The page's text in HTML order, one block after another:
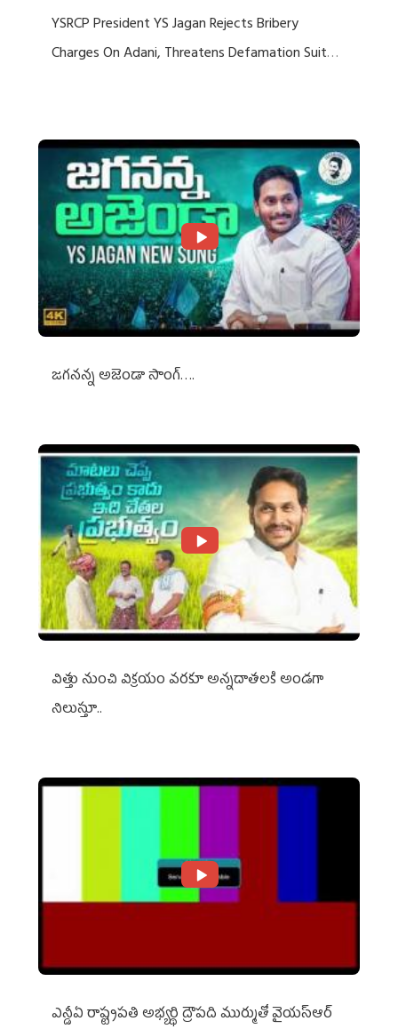
YSRCP President YS Jagan Rejects Bribery
Charges On Adani, Threatens Defamation Suit
జగనన్న అజెండా సాంగ్….
విత్తు నుంచి విక్రయం వరకూ అన్నదాతలకి అండగా
నిలుస్తూ..
ఎన్డీఏ రాష్ట్ర‌ప‌తి అభ్య‌ర్థి ద్రౌప‌ది ముర్ముతో వైయ‌స్ఆర్